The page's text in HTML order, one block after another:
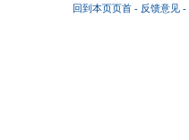
回到本页页首 - 反馈意见 -